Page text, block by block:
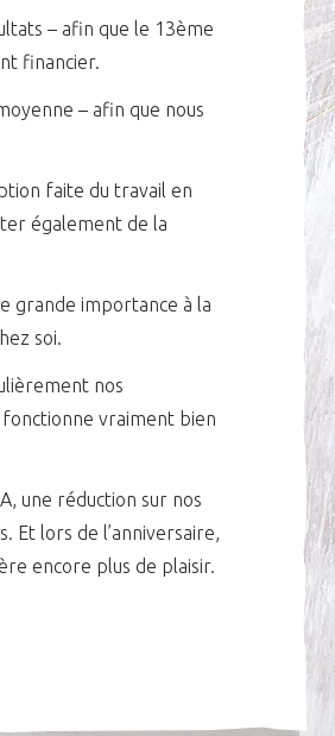
– afin que le 13ème
financier.
– afin que nous
faite du travail en
également de la
grande importance à la
soi.
nos
vraiment bien
une réduction sur nos
Et lors de l’anniversaire,
encore plus de plaisir.